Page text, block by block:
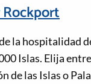
Rockport
la hospitalidad
Islas. Elija
de las Islas o